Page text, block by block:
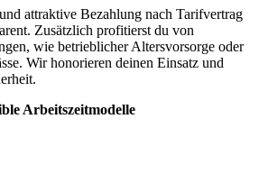
attraktive Bezahlung nach Tarifvertrag
Zusätzlich profitierst du von
wie betrieblicher Altersvorsorge oder
Wir honorieren deinen Einsatz und
Arbeitszeitmodelle